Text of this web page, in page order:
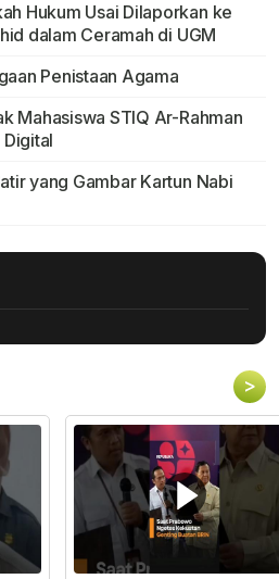
Hukum Usai Dilaporkan ke
dalam Ceramah di UGM
Penistaan Agama
Mahasiswa STIQ Ar-Rahman
Digital
yang Gambar Kartun Nabi
>